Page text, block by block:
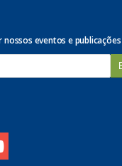
nossos eventos e publicações